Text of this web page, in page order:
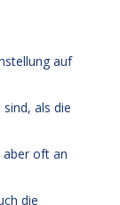
auf
als die
aber oft an
die